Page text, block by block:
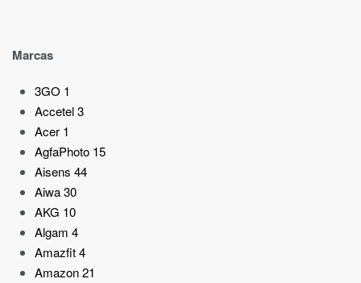
Marcas
3GO 1
Accetel3
Acer 1
AgfaPhoto 15
Aisens 44
Aiwa30
AKG 10
Algam 4
Amazfit4
Amazon21